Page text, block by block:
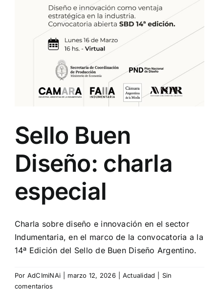
Sello Buen
Diseño: charla
especial
Charla sobre diseño e innovación en el sector
Indumentaria, en el marco de la convocatoria a la
14ª Edición del Sello de Buen Diseño Argentino.
Por AdCImiNAi marzo 12, 2026 Actualidad
Sin
comentarios